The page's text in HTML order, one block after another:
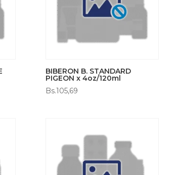
BIBERON B. STANDARD
PIGEON x 4oz/120ml
Bs.105,69